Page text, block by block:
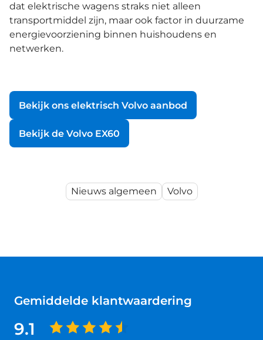
dat elektrische wagens straks niet alleen
transportmiddel zijn, maar ook factor in duurzame
energievoorziening binnen huishoudens en
netwerken.
Bekijk ons elektrisch Volvo aanbod
Bekijk de Volvo EX60
Nieuws algemeen Volvo
Gemiddelde klantwaardering
9.1